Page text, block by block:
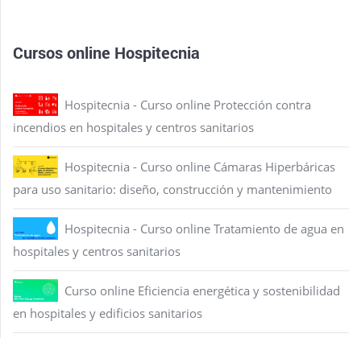
Cursos online Hospitecnia
Hospitecnia - Curso online Protección contra
incendios en hospitales y centros sanitarios
Hospitecnia - Curso online Cámaras Hiperbáricas
para uso sanitario: diseño, construcción y mantenimiento
Hospitecnia - Curso online Tratamiento de agua en
hospitales y centros sanitarios
Curso online Eficiencia energética y sostenibilidad
en hospitales y edificios sanitarios